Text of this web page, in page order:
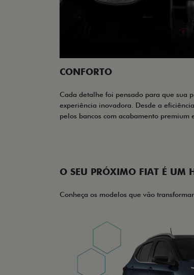
CONFORTO
Cada detalhe foi pensado para que sua
experiência inovadora. Desde a
pelos bancos com acabamento premium
O SEU PRÓXIMO FIAT É UM
Conheça os modelos que vão